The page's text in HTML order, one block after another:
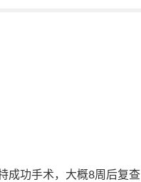
成功手术，大概8周后复查